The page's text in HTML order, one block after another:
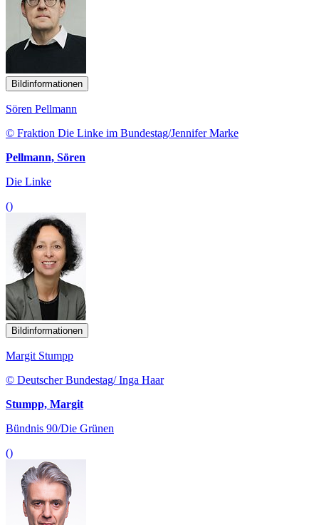
Bildinformationen
Sören Pellmann
© Fraktion Die Linke im Bundestag/Jennifer Marke
Pellmann, Sören
Die Linke
()
Bildinformationen
Margit Stumpp
© Deutscher Bundestag/ Inga Haar
Stumpp, Margit
Bündnis 90/Die Grünen
()